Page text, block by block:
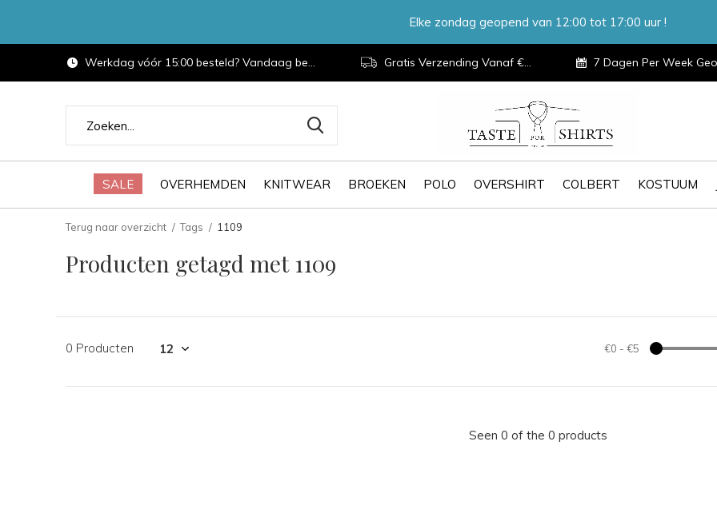
SALE OVERHEMDEN KNITWEAR BROEKEN POLO OVERSHIRT COLBERT KOSTUUM
Werkdag vóór 15:00 besteld? Vandaag bezorgd. Gratis Verzending Vanaf €100,- 7 Dagen Per Week Geopend
Elke zondag geopend van 12:00 tot 17:00 uur !
Terug naar overzicht Tags 1109
Producten getagd met 1109
0 Producten €0 - €5
Seen 0 of the 0 products